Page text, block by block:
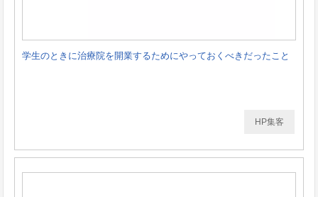
学生のときに治療院を開業するためにやっておくべきだったこと
HP集客